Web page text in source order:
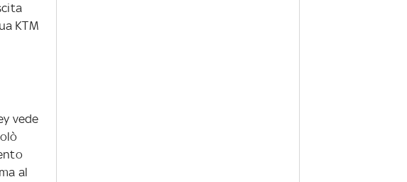
KTM
vede
al